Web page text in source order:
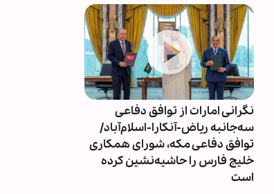
نگرانی امارات از توافق دفاعی
سه‌جانبه ریاض-آنکارا-اسلام‌آباد/
توافق دفاعی مکه، شورای همکاری
خلیج فارس را حاشیه‌نشین کرده
است